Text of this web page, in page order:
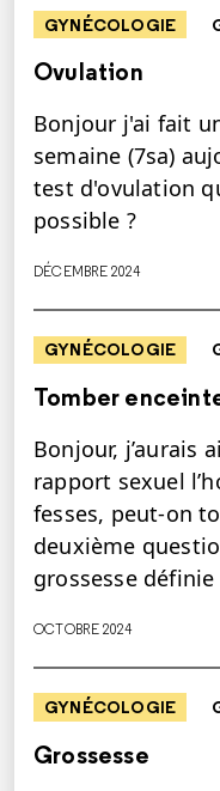
GYNÉCOLOGIE
Ovulation
Bonjour j'ai fait
semaine (7sa)
test d'ovulation
possible ?
DÉCEMBRE 2024
GYNÉCOLOGIE
Tomber
Bonjour, j’aurais
rapport sexuel
fesses, peut-on
deuxième
grossesse
OCTOBRE 2024
GYNÉCOLOGIE
Grossesse